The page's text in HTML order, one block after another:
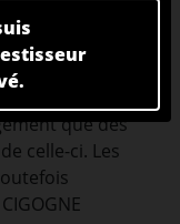
au sens de
et aux
aussi bien
que des
celle-ci. Les